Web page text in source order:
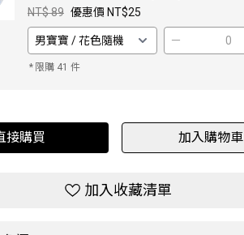
NT$ 89 優惠價 NT$25
－
* 限購 41 件
接購買 加入購物車
加入收藏清單